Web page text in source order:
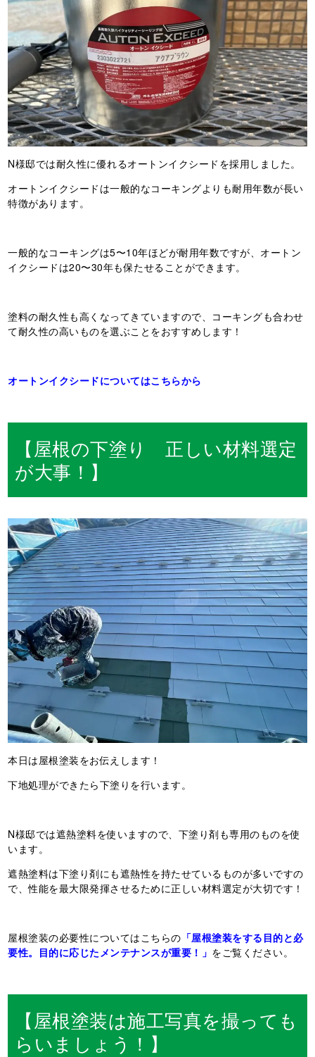
N様邸では耐久性に優れるオートンイクシードを採用しました。
オートンイクシードは一般的なコーキングよりも耐用年数が長い
特徴があります。
一般的なコーキングは5〜10年ほどが耐用年数ですが、オートン
イクシードは20〜30年も保たせることができます。
塗料の耐久性も高くなってきていますので、コーキングも合わせ
て耐久性の高いものを選ぶことをおすすめします！
オートンイクシードについてはこちらから
【屋根の下塗り 正しい材料選定
が大事！】
本日は屋根塗装をお伝えします！
下地処理ができたら下塗りを行います。
N様邸では遮熱塗料を使いますので、下塗り剤も専用のものを使
います。
遮熱塗料は下塗り剤にも遮熱性を持たせているものが多いですの
で、性能を最大限発揮させるために正しい材料選定が大切です！
屋根塗装の必要性についてはこちらの 「屋根塗装をする目的と必
要性。目的に応じたメンテナンスが重要！」 をご覧ください。
【屋根塗装は施工写真を撮っても
らいましょう！】